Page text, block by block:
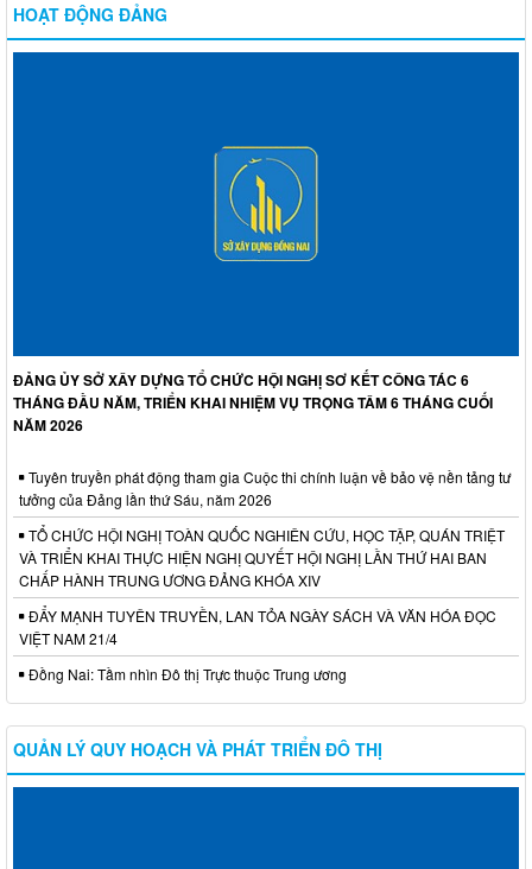
HOẠT ĐỘNG ĐẢNG
ĐẢNG ỦY SỞ XÂY DỰNG TỔ CHỨC HỘI NGHỊ SƠ KẾT CÔNG TÁC 6
THÁNG ĐẦU NĂM, TRIỂN KHAI NHIỆM VỤ TRỌNG TÂM 6 THÁNG CUỐI
NĂM 2026
Tuyên truyền phát động tham gia Cuộc thi chính luận về bảo vệ nền tảng tư
tưởng của Đảng lần thứ Sáu, năm 2026
TỔ CHỨC HỘI NGHỊ TOÀN QUỐC NGHIÊN CỨU, HỌC TẬP, QUÁN TRIỆT
VÀ TRIỂN KHAI THỰC HIỆN NGHỊ QUYẾT HỘI NGHỊ LẦN THỨ HAI BAN
CHẤP HÀNH TRUNG ƯƠNG ĐẢNG KHÓA XIV
ĐẨY MẠNH TUYÊN TRUYỀN, LAN TỎA NGÀY SÁCH VÀ VĂN HÓA ĐỌC
VIỆT NAM 21/4
Đồng Nai: Tầm nhìn Đô thị Trực thuộc Trung ương
QUẢN LÝ QUY HOẠCH VÀ PHÁT TRIỂN ĐÔ THỊ